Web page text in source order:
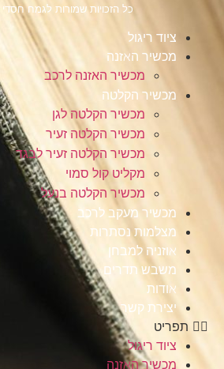
כל הזכויות שמורות לגמח
ציוד ריגול
מכשיר האזנה
מכשיר האזנה לרכב
מכשיר הקלטה
מכשיר הקלטה לגן
מכשיר הקלטה זעיר
מכשיר הקלטה זעיר לבגד
מקליט קול סמוי
מכשיר הקלטה בנעל
מכשיר מעקב לרכב
מצלמות נסתרות
אוזניה למבחן
משבש תדרים
אודות
יצירת קשר
תפריט
ציוד ריגול
מכשיר האזנה